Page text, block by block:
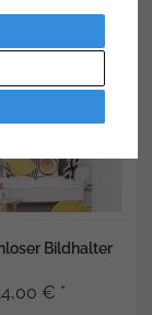
Bildhalter
€ *